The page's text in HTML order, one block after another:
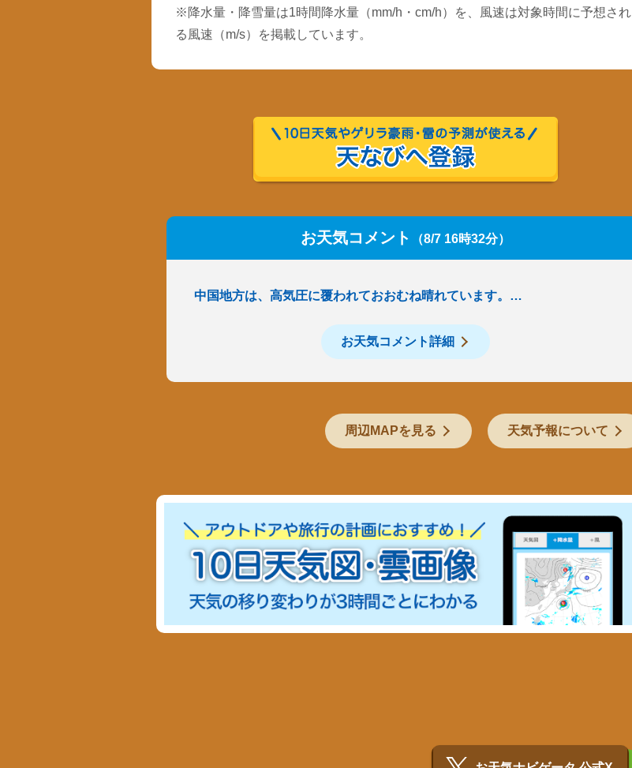
※降水量・降雪量は1時間降水量（mm/h・cm/h）を、風速は対象時間に予想され
る風速（m/s）を掲載しています。
お天気コメント （8/7 16時32分）
中国地方は、高気圧に覆われておおむね晴れています。…
お天気コメント詳細
周辺MAPを見る 天気予報について